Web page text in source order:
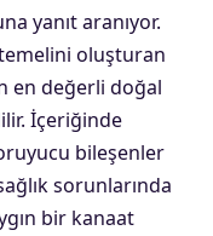
yanıt aranıyor.
oluşturan
en değerli doğal
İçeriğinde
bileşenler
sorunlarında
bir kanaat